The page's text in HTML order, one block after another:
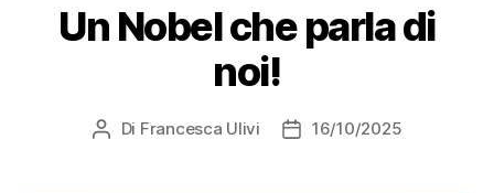
Un Nobel che parla di
noi!
Di Francesca Ulivi 16/10/2025